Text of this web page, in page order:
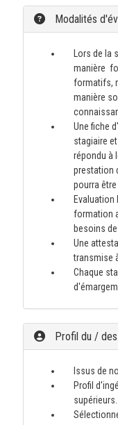
Modalités
Lors de
manière
formatifs,
manière
Une fiche
stagiaire
répondu à
prestation
pourra
formation
besoins
Une
transmise
Chaque
Profil du /
Issus de
Profil
supérieurs.